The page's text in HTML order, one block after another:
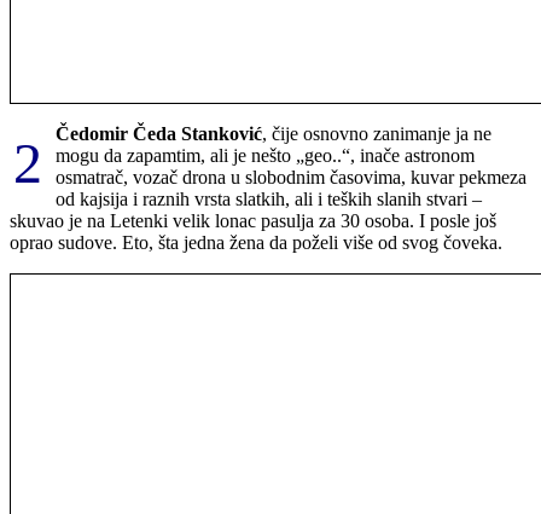
2 Čedomir Čeda Stanković, čije osnovno zanimanje ja ne
mogu da zapamtim, ali je nešto „geo..“, inače astronom
osmatrač, vozač drona u slobodnim časovima, kuvar pekmeza
od kajsija i raznih vrsta slatkih, ali i teških slanih stvari –
skuvao je na Letenki velik lonac pasulja za 30 osoba. I posle još
oprao sudove. Eto, šta jedna žena da poželi više od svog čoveka.